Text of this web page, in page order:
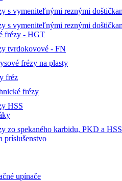
s vymeniteľnými reznými
s vymeniteľnými reznými
frézy - HGT
tvrdokovové - FN
frézy na plasty
fréz
frézy
HSS
zo spekaného karbidu, PKD a HSS
príslušenstvo
upínače